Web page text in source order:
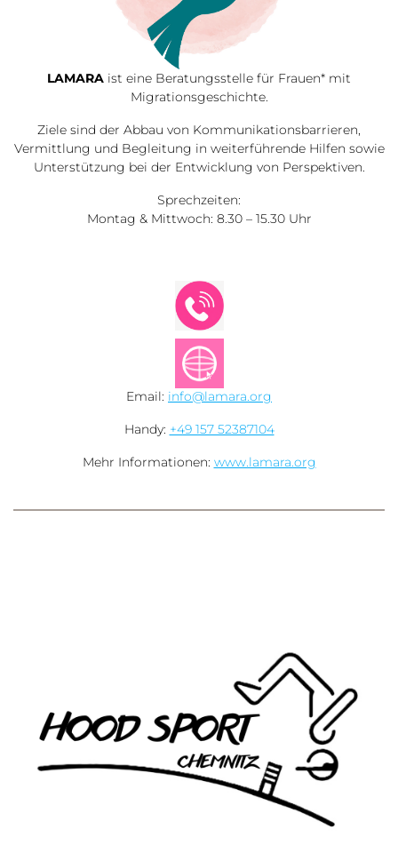
LAMARA ist eine Beratungsstelle für Frauen* mit
Migrationsgeschichte.
Ziele sind der Abbau von Kommunikationsbarrieren,
Vermittlung und Begleitung in weiterführende Hilfen sowie
Unterstützung bei der Entwicklung von Perspektiven.
Sprechzeiten:
Montag & Mittwoch: 8.30 – 15.30 Uhr
Email: info@lamara.org
Handy: +49 157 52387104
Mehr Informationen: www.lamara.org